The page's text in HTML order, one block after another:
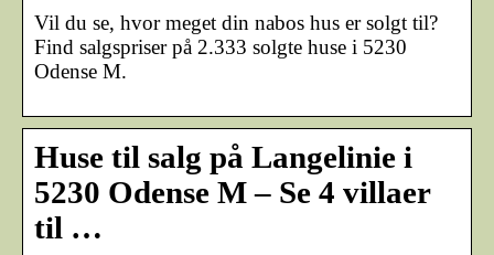
Vil du se, hvor meget din nabos hus er solgt til?
Find salgspriser på 2.333 solgte huse i 5230
Odense M.
Huse til salg på Langelinie i
5230 Odense M – Se 4 villaer
til …